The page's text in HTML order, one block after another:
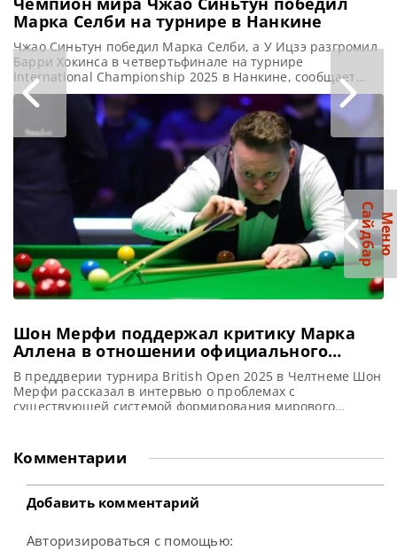
Марка Селби на турнире в Нанкине
Чжао Синьтун победил Марка Селби, а У Ицзэ разгромил
Барри Хокинса в четвертьфинале на турнире
International Championship 2025 в Нанкине, сообщает
WST После победы на Чемпионате мира Чжао Синьтун
впервые достиг полуфинала на рейтинговом турнире,
одолев Марка Селби со счетом 6-5 на Международном
чемпионате 2025 (International Championship). В мае 28-
летний Чжао вошел в историю снукера.
Шон Мерфи поддержал критику Марка
Аллена в отношении официального
мирового рейтинга по снукеру
В преддверии турнира British Open 2025 в Челтнеме Шон
Мерфи рассказал в интервью о проблемах с
существующей системой формирования мирового
Аллен солидарны во мнении о необходимости
пересмотра действующей системы начисления очков в
официальном снукерном рейтинге. Вдохновленный своей
победой
Комментарии
Добавить комментарий
Авторизироваться с помощью:
М
е
н
ю
Са
й
д
б
а
р